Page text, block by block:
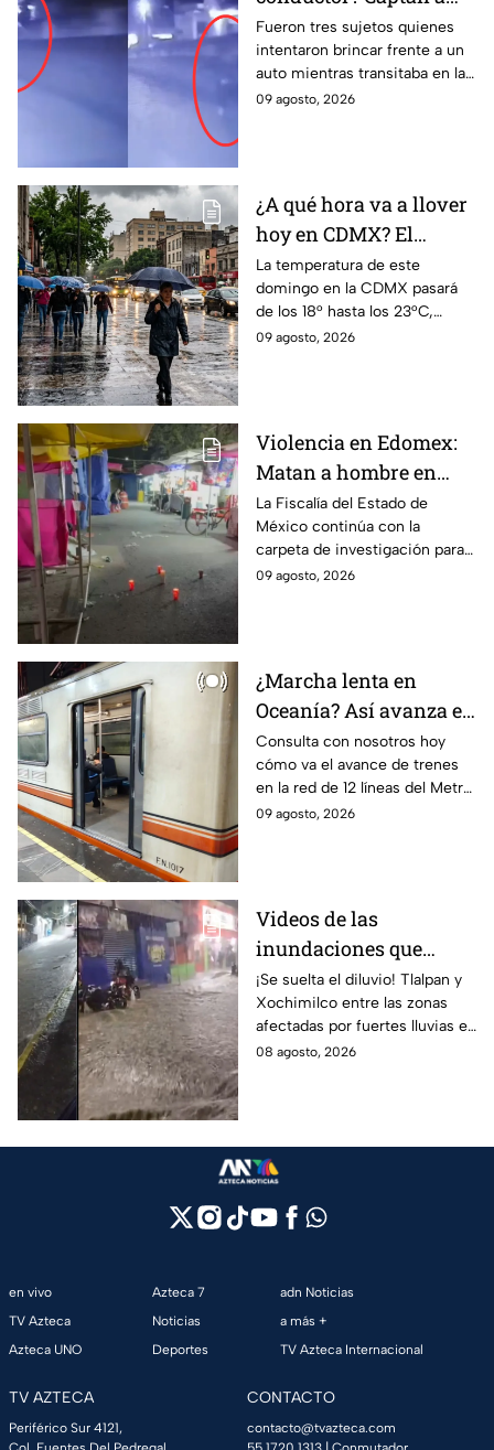
tres sujetos brincando
frente a un auto en
Cuajimalpa, CDMX
Fueron tres sujetos quienes
intentaron brincar frente a un
auto mientras transitaba en la
México-Toluca, en Cuajimalpa,
09 agosto, 2026
¿A qué hora va a llover
hoy en CDMX? El
pronóstico del clima
para este domingo
La temperatura de este
domingo en la CDMX pasará
de los 18° hasta los 23°C,
acompañado de lluvias en
09 agosto, 2026
Violencia en Edomex:
Matan a hombre en
plena fiesta patronal en
calles de
Nezahualcóyotl
La Fiscalía del Estado de
México continúa con la
carpeta de investigación para
determinar los motivos del
09 agosto, 2026
¿Marcha lenta en
Oceanía? Así avanza el
Metro de la CDMX en la
Línea B, 8 y 3 este
domingo
Consulta con nosotros hoy
cómo va el avance de trenes
en la red de 12 líneas del Metro
CDMX y toma previsiones en
09 agosto, 2026
Videos de las
inundaciones que
dejaron las lluvias en
Tlalpan y Xochimilco
por lluvias intensas
¡Se suelta el diluvio! Tlalpan y
Xochimilco entre las zonas
afectadas por fuertes lluvias en
CDMX. Conce qué otras
08 agosto, 2026
en vivo
TV Azteca
Azteca UNO
Azteca 7
Noticias
Deportes
adn Noticias
a más +
TV Azteca Internacional
TV AZTECA
Periférico Sur 4121,
CONTACTO
contacto@tvazteca.com